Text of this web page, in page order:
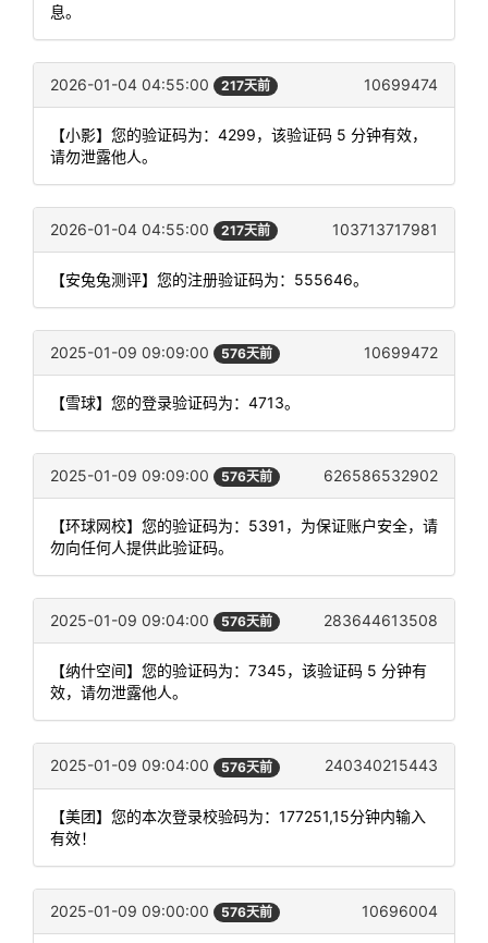
息。
2026-01-04 04:55:00 217天前 10699474
【小影】您的验证码为：4299，该验证码 5 分钟有效，
请勿泄露他人。
2026-01-04 04:55:00 217天前 103713717981
【安兔兔测评】您的注册验证码为：555646。
2025-01-09 09:09:00 576天前 10699472
【雪球】您的登录验证码为：4713。
2025-01-09 09:09:00 576天前 626586532902
【环球网校】您的验证码为：5391，为保证账户安全，请
勿向任何人提供此验证码。
2025-01-09 09:04:00 576天前 283644613508
【纳什空间】您的验证码为：7345，该验证码 5 分钟有
效，请勿泄露他人。
2025-01-09 09:04:00 576天前 240340215443
【美团】您的本次登录校验码为：177251,15分钟内输入
有效！
2025-01-09 09:00:00 576天前 10696004